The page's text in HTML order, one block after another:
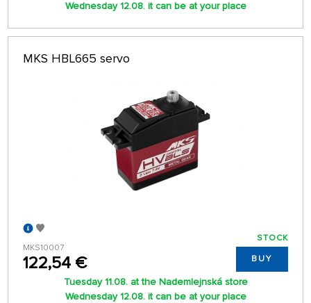
Wednesday 12.08. it can be at your place
MKS HBL665 servo
MKS10007
122,54 €
STOCK
BUY
Tuesday 11.08. at the Nademlejnská store
Wednesday 12.08. it can be at your place